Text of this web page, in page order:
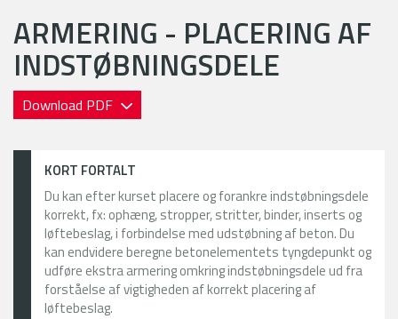
ARMERING - PLACERING AF
INDSTØBNINGSDELE
Download PDF
KORT FORTALT
Du kan efter kurset placere og forankre indstøbningsdele
korrekt, fx: ophæng, stropper, stritter, binder, inserts og
løftebeslag, i forbindelse med udstøbning af beton. Du
kan endvidere beregne betonelementets tyngdepunkt og
udføre ekstra armering omkring indstøbningsdele ud fra
forståelse af vigtigheden af korrekt placering af
løftebeslag.